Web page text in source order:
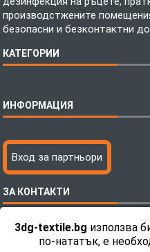
3dg-textile.bg използва
по-нататък, е
производстжените
безопасни и безконтактни
КАТЕГОРИИ
Бебешки спални комплекти
Тениски с пълноцветен печат
Хавлиени кърпи
Пончо за водни спортове
Микрофибърни Велурени
Детски пончота
ИНФОРМАЦИЯ
Технология на печатане
Файлове за печат
Как да поръчам?
С какво сме различни?
Контакти
Вход за партньори
ЗА КОНТАКТИ
Телефон:0892 26 04 34 /